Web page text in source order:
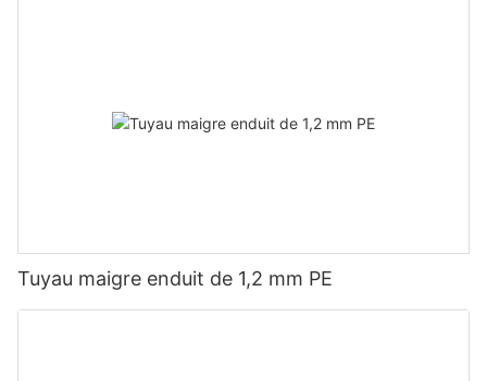
Tuyau maigre enduit de 1,2 mm PE